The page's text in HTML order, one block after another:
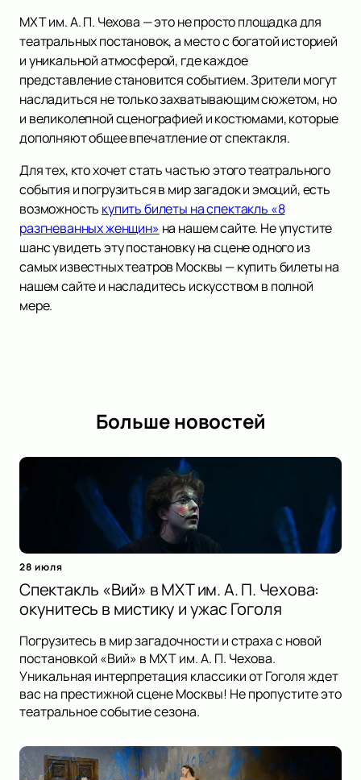
МХТ им. А. П. Чехова — это не просто площадка для
театральных постановок, а место с богатой историей
и уникальной атмосферой, где каждое
представление становится событием. Зрители могут
насладиться не только захватывающим сюжетом, но
и великолепной сценографией и костюмами, которые
дополняют общее впечатление от спектакля.
Для тех, кто хочет стать частью этого театрального
события и погрузиться в мир загадок и эмоций, есть
возможность купить билеты на спектакль «8
разгневанных женщин» на нашем сайте. Не упустите
шанс увидеть эту постановку на сцене одного из
самых известных театров Москвы — купить билеты на
нашем сайте и насладитесь искусством в полной
мере.
Больше новостей
28 июля
Спектакль «Вий» в МХТ им. А. П. Чехова:
окунитесь в мистику и ужас Гоголя
Погрузитесь в мир загадочности и страха с новой
постановкой «Вий» в МХТ им. А. П. Чехова.
Уникальная интерпретация классики от Гоголя ждет
вас на престижной сцене Москвы! Не пропустите это
театральное событие сезона.